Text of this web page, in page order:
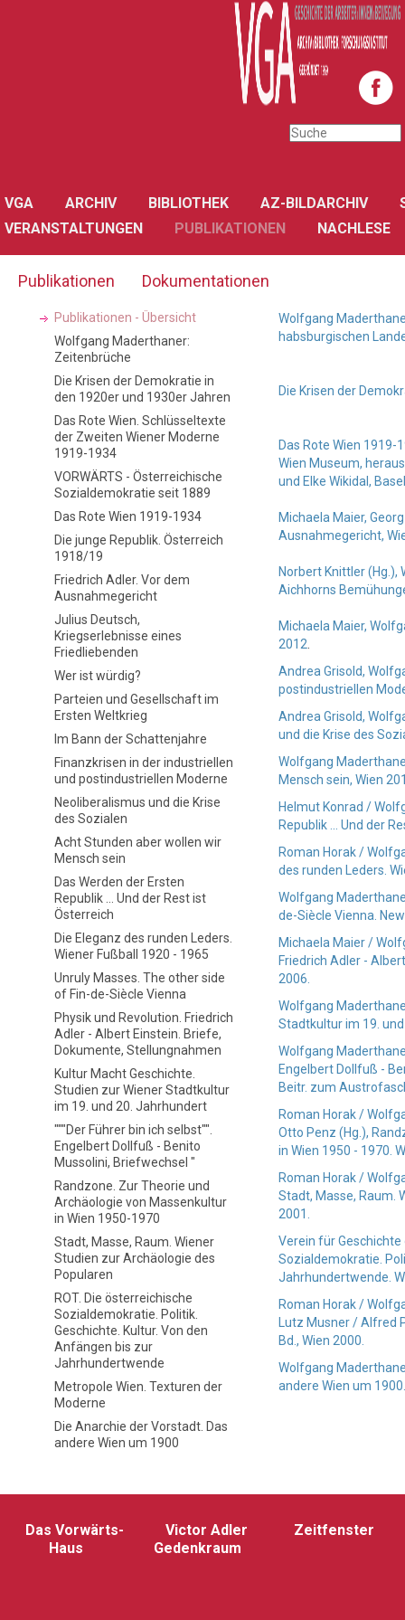
VGA ARCHIV BIBLIOTHEK AZ-BILDARCHIV
VERANSTALTUNGEN
PUBLIKATIONEN NACHLESE
Publikationen Dokumentationen
Publikationen - Übersicht
Wolfgang Maderthaner:
Zeitenbrüche
Die Krisen der Demokratie in
den 1920er und 1930er Jahren
Das Rote Wien. Schlüsseltexte
der Zweiten Wiener Moderne
1919-1934
VORWÄRTS - Österreichische
Sozialdemokratie seit 1889
Das Rote Wien 1919-1934
Die junge Republik. Österreich
1918/19
Friedrich Adler. Vor dem
Ausnahmegericht
Julius Deutsch,
Kriegserlebnisse eines
Friedliebenden
Wer ist würdig?
Parteien und Gesellschaft im
Ersten Weltkrieg
Im Bann der Schattenjahre
Finanzkrisen in der industriellen
und postindustriellen Moderne
Neoliberalismus und die Krise
des Sozialen
Acht Stunden aber wollen wir
Mensch sein
Das Werden der Ersten
Republik ... Und der Rest ist
Österreich
Die Eleganz des runden Leders.
Wiener Fußball 1920 - 1965
Unruly Masses. The other side
of Fin-de-Siècle Vienna
Physik und Revolution. Friedrich
Adler - Albert Einstein. Briefe,
Dokumente, Stellungnahmen
Kultur Macht Geschichte.
Studien zur Wiener Stadtkultur
im 19. und 20. Jahrhundert
"""Der Führer bin ich selbst"".
Engelbert Dollfuß - Benito
Mussolini, Briefwechsel "
Randzone. Zur Theorie und
Archäologie von Massenkultur
in Wien 1950-1970
Stadt, Masse, Raum. Wiener
Studien zur Archäologie des
Popularen
ROT. Die österreichische
Sozialdemokratie. Politik.
Geschichte. Kultur. Von den
Anfängen bis zur
Jahrhundertwende
Metropole Wien. Texturen der
Moderne
Die Anarchie der Vorstadt. Das
andere Wien um 1900
Wolfgang
habsburgischen
Die Krisen der
Das Rote Wien
Wien Museum,
und Elke Wikidal,
Michaela Maier,
Ausnahmegericht,
Norbert Knittler (Hg.),
Aichhorns
Michaela Maier,
2012
Andrea Grisold,
postindustriellen
Andrea Grisold,
und die Krise des
Wolfgang
Mensch sein, Wien
Helmut Konrad /
Republik ... Und der
Roman Horak /
des runden Leders.
Wolfgang
de-Siècle Vienna.
Michaela Maier /
Friedrich Adler -
2006.
Wolfgang
Stadtkultur im 19.
Wolfgang
Engelbert Dollfuß -
Beitr. zum
Roman Horak /
Otto Penz (Hg.),
in Wien 1950 - 1970.
Roman Horak /
Stadt, Masse, Raum.
2001.
Verein für Geschichte
Sozialdemokratie.
Jahrhundertwende.
Roman Horak /
Lutz Musner / Alfred
Bd., Wien 2000.
Wolfgang
andere Wien um
Das Vorwärts-
Haus
Victor Adler
Gedenkraum
Zeitfenster